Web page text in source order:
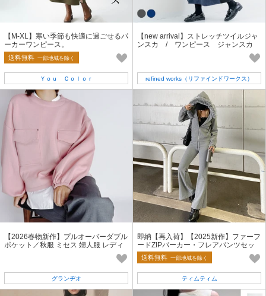
【M-XL】寒い季節も快適に過ごせるパ
ーカーワンピース。
送料無料 一部地域を除く
Ｙｏｕ Ｃｏｌｏｒ
【new arrival】ストレッチツイルジャ
ンスカ / ワンピース ジャンスカ
refined works（リファインドワークス）
【2026春物新作】プルオーバーダブル
ポケット／秋服 ミセス 婦人服 レディ
グランヂオ
即納【再入荷】【2025新作】ファーフ
ードZIPパーカー・フレアパンツセッ
トアップ 上下セット 2点セット
送料無料 一部地域を除く
ティムティム